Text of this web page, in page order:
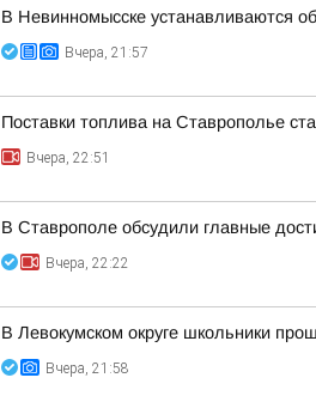
В Невинномысске устанавливаются
Вчера, 21:57
Поставки топлива на Ставрополье
Вчера, 22:51
В Ставрополе обсудили главные
Вчера, 22:22
В Левокумском округе школьники
Вчера, 21:58